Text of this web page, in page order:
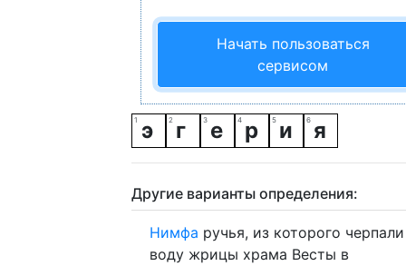
Начать пользоваться
сервисом
э г е р и я
Другие варианты определения:
Нимфа ручья, из которого черпали
воду жрицы храма Весты в